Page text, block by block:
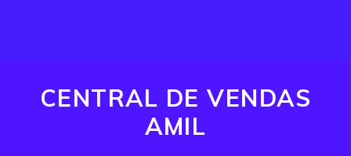
CENTRAL DE VENDAS
AMIL